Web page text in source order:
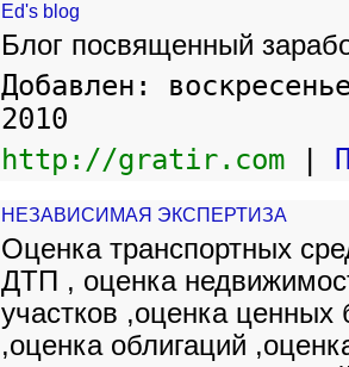
Ed's blog
Блог посвященный
Добавлен:
2010
http://gratir.com
НЕЗАВИСИМАЯ ЭКСПЕРТИЗА
Оценка транспортных
ДТП , оценка
участков ,оценка ценных
,оценка облигаций